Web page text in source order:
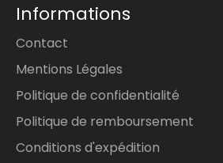
Informations
Contact
Mentions Légales
Politique de confidentialité
Politique de remboursement
Conditions d'expédition